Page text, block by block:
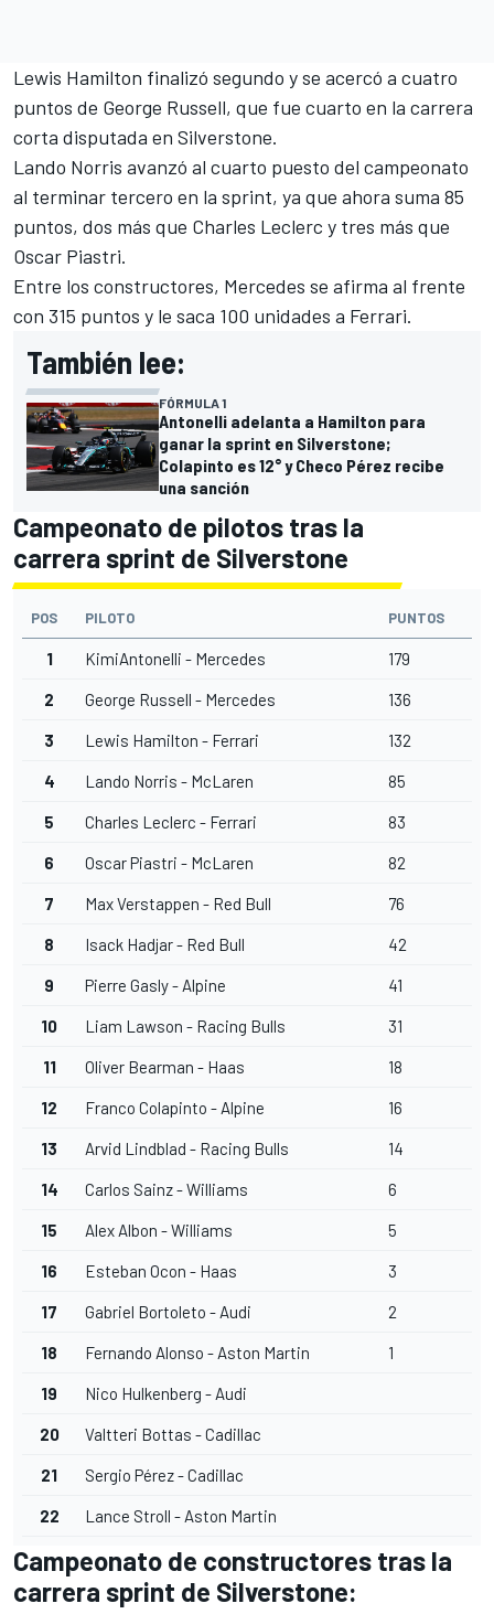
Lewis Hamilton finalizó segundo y se acercó a cuatro
puntos de George Russell, que fue cuarto en la carrera
corta disputada en Silverstone.
Lando Norris avanzó al cuarto puesto del campeonato
al terminar tercero en la sprint, ya que ahora suma 85
puntos, dos más que Charles Leclerc y tres más que
Oscar Piastri.
Entre los constructores, Mercedes se afirma al frente
con 315 puntos y le saca 100 unidades a Ferrari.
También lee:
FÓRMULA 1
Antonelli adelanta a Hamilton para
ganar la sprint en Silverstone;
Colapinto es 12° y Checo Pérez recibe
una sanción
Campeonato de pilotos tras la
carrera sprint de Silverstone
POS PILOTO PUNTOS
1 KimiAntonelli - Mercedes 179
2 George Russell - Mercedes 136
3 Lewis Hamilton - Ferrari 132
4 Lando Norris - McLaren 85
5 Charles Leclerc - Ferrari 83
6 Oscar Piastri - McLaren 82
7 Max Verstappen - Red Bull 76
8 Isack Hadjar- Red Bull 42
9 Pierre Gasly- Alpine 41
10 Liam Lawson - Racing Bulls 31
11 Oliver Bearman - Haas 18
12 Franco Colapinto - Alpine 16
13 Arvid Lindblad - Racing Bulls 14
14 Carlos Sainz-Williams 6
15 Alex Albon - Williams 5
16 Esteban Ocon - Haas 3
17 Gabriel Bortoleto - Audi 2
18 Fernando Alonso - Aston Martin 1
19 Nico Hulkenberg - Audi
20 Valtteri Bottas -Cadillac
21 Sergio Pérez- Cadillac
22 Lance Stroll - Aston Martin
Campeonato de constructores tras la
carrera sprint de Silverstone: